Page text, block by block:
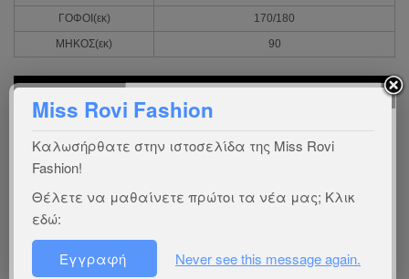
ΓΟΦΟΙ(εκ)
170/180
ΜΗΚΟΣ(εκ)
90
ΧΡΏΜΑ
Είστε πελάτης χονδρικής; Συνδεθείτεεδώ
Ενδιαφέρεστε για χονδρική πώληση;
Οδηγός προϊόντος:
Χώρα προέλευσης:
Miss Rovi Fashion
Καλωσήρθατε στην ιστοσελίδα της Miss Rovi
Fashion!
Θέλετε να μαθαίνετε πρώτοι τα νέα μας; Κλικ
εδώ:
Εγγραφή Never see this message again.